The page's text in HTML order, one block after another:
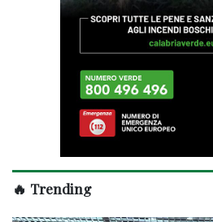
🔥 Trending